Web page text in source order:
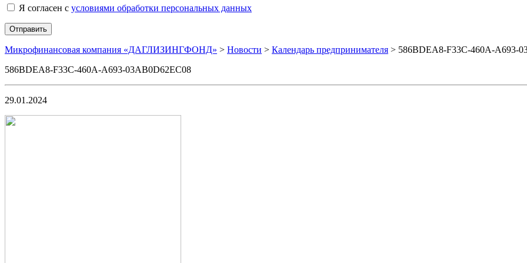
Я согласен с условиями обработки персональных данных
Микрофинансовая компания «ДАГЛИЗИНГФОНД» > Новости > Календарь предпринимателя > 586BDEA8-F33C-460A-A693-
586BDEA8-F33C-460A-A693-03AB0D62EC08
29.01.2024